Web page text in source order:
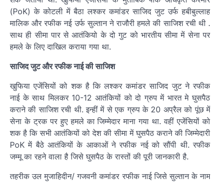
(PoK) के कोटली में बैठा लश्कर कमांडर साजिद जुट उर्फ हबीबुल्लाह
मालिक और रफीक नई उर्फ सुल्तान ने राजौरी हमले की साजिश रची थी .
साथ ही सीमा पार से आतंकियो के दो गुट को भारतीय सीमा में सेना पर
हमले के लिए दाखिल कराया गया था.
साजिद जुट और रफीक नाई की साजिश
खुफिया एजेंसियों को शक है कि लश्कर कमांडर साजिद जुट ने रफीक
नाई के साथ मिलकर 10-12 आतंकियों को दो ग्रुप में भारत मे घुसपैठ
कराने की साजिश रची थी. इन्हीं में से एक ग्रुप के 20 अप्रैल को पूंछ में
सेना के ट्रक पर हुए हमले का जिम्मेदार माना गया था. वहीं एजेंसियों को
शक है कि सभी आतंकियों को देश की सीमा में घुसपैठ कराने की जिम्मेदारी
PoK में बैठे आतंकियों के आकाओं ने रफीक नई को सौंपी थी. रफीक
जम्मू का रहने वाला है जिसे घुसपैठ के रास्तों की पूरी जानकारी है.
तहरीक उल मुजाहिदीन/ गजवनी कमांडर रफीक नाई जिसे सुल्तान के नाम